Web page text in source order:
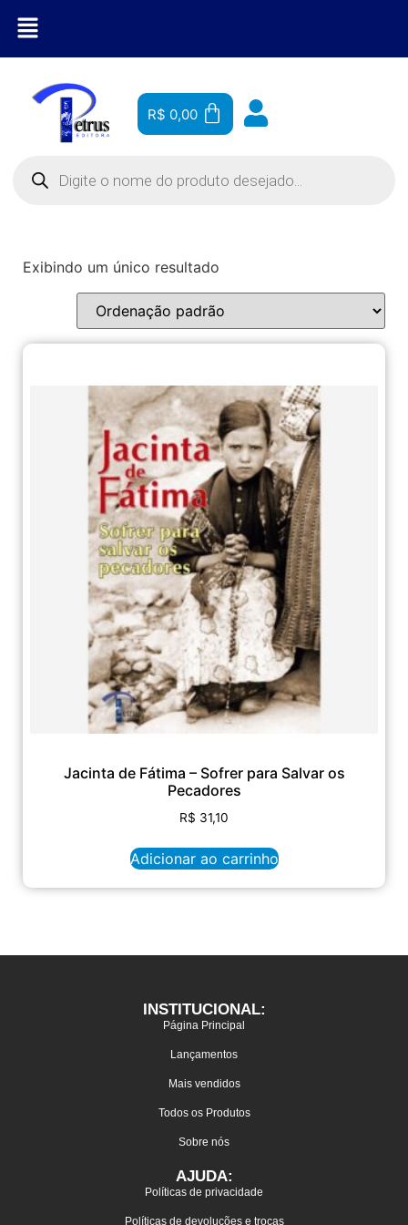
R$ 0,00
Exibindo um único resultado
Jacinta de Fátima – Sofrer para Salvar os
Pecadores
R$ 31,10
Adicionar ao carrinho
INSTITUCIONAL:
Página Principal
Lançamentos
Mais vendidos
Todos os Produtos
Sobre nós
AJUDA:
Políticas de privacidade
Políticas de devoluções e trocas